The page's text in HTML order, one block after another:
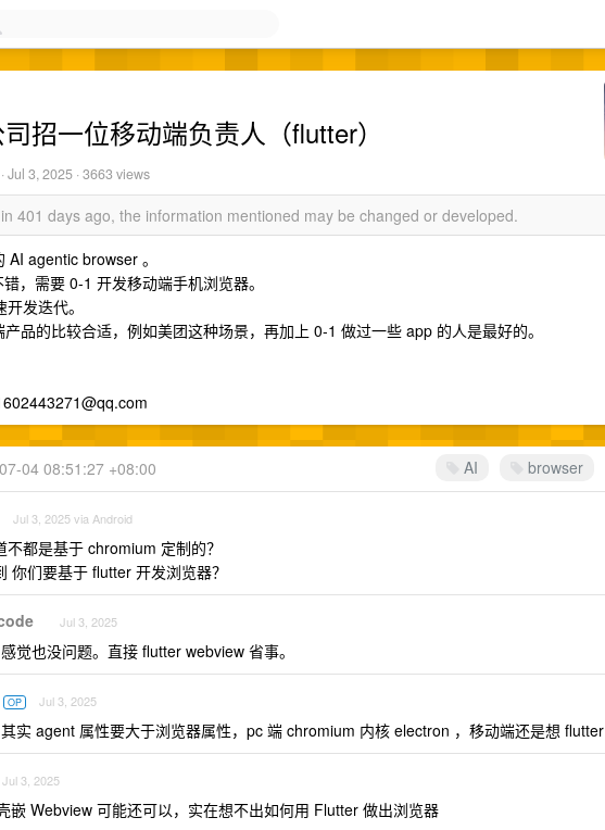
招一位移动端负责人（flutter）
·Jul 3, 2025 · 3663 views
401 days ago, the information mentioned may be changed or developed.
agentic browser 。
，需要 0-1 开发移动端手机浏览器。
发迭代。
品的比较合适，例如美团这种场景，再加上 0-1 做过一些 app 的人是最好的。
AI browser
04 08:51:27 +08:00
Jul 3, 2025 via Android
不都是基于 chromium 定制的？
你们要基于 flutter 开发浏览器？
Jul 3, 2025
感觉也没问题。直接 flutter webview 省事。
OP Jul 3, 2025
其实 agent 属性要大于浏览器属性，pc 端 chromium 内核 electron ，移动端还是想 flutter
Jul 3, 2025
嵌 Webview 可能还可以，实在想不出如何用 Flutter 做出浏览器